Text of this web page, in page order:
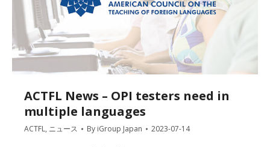
ACTFL News – OPI testers need in
multiple languages
ACTFL, ニュース By iGroup Japan 2023-07-14